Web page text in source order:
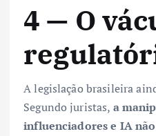
4 — O
A legislação brasileira
Segundo juristas, a
influenciadores e IA